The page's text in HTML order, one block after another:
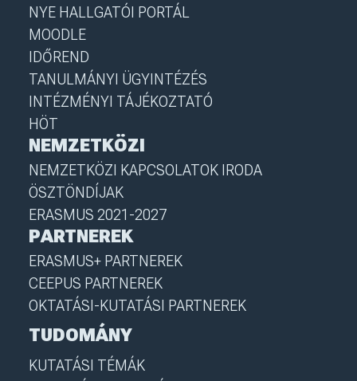
NYE HALLGATÓI PORTÁL
MOODLE
IDŐREND
TANULMÁNYI ÜGYINTÉZÉS
INTÉZMÉNYI TÁJÉKOZTATÓ
HÖT
NEMZETKÖZI
NEMZETKÖZI KAPCSOLATOK IRODA
ÖSZTÖNDÍJAK
ERASMUS 2021-2027
PARTNEREK
ERASMUS+ PARTNEREK
CEEPUS PARTNEREK
OKTATÁSI-KUTATÁSI PARTNEREK
TUDOMÁNY
KUTATÁSI TÉMÁK